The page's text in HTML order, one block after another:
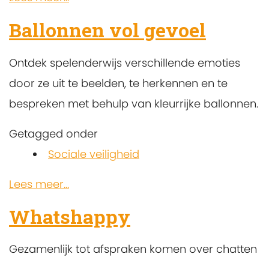
Ballonnen vol gevoel
Ontdek spelenderwijs verschillende emoties
door ze uit te beelden, te herkennen en te
bespreken met behulp van kleurrijke ballonnen.
Getagged onder
Sociale veiligheid
Lees meer...
Whatshappy
Gezamenlijk tot afspraken komen over chatten